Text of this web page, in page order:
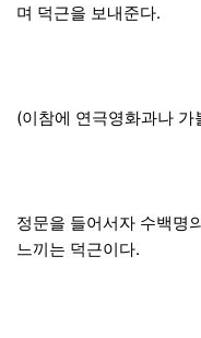
며 덕근을 보내준다.
(이참에 연극영화과나 가
정문을 들어서자 수백명
느끼는 덕근이다.